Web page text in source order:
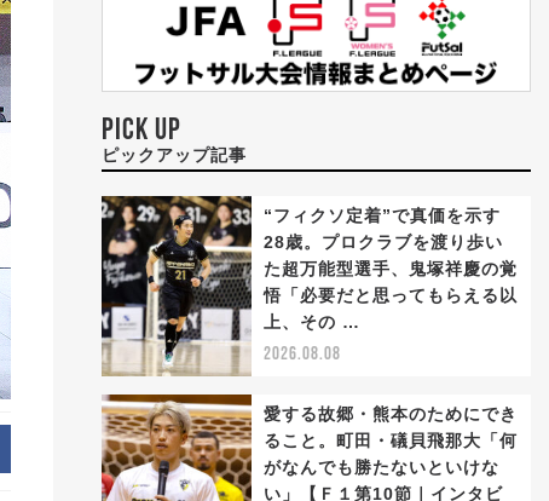
PICK UP
ピックアップ記事
“フィクソ定着”で真価を示す
28歳。プロクラブを渡り歩い
た超万能型選手、鬼塚祥慶の覚
悟「必要だと思ってもらえる以
上、その …
2026.08.08
愛する故郷・熊本のためにでき
ること。町田・礒貝飛那大「何
がなんでも勝たないといけな
い」【Ｆ１第10節｜インタビ